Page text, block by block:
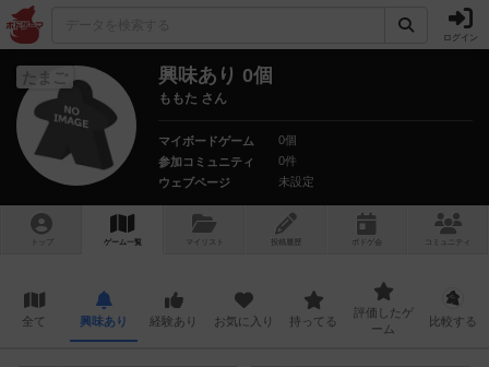
ログイン
たまご 興味あり 0個
ももた さん
マイボードゲーム
0個
参加コミュニティ
0件
ウェブページ
未設定
トップ ゲーム一覧 マイリスト 投稿履歴 ボ ドゲ コミュニティ
全て 興味あり 経験あり お気に入り 持ってる
評価したゲ
ーム
比較する